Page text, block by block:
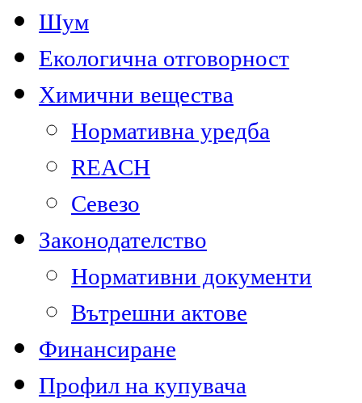
Шум
Екологична отговорност
Химични вещества
Нормативна уредба
REACH
Севезо
Законодателство
Нормативни документи
Вътрешни актове
Финансиране
Профил на купувача